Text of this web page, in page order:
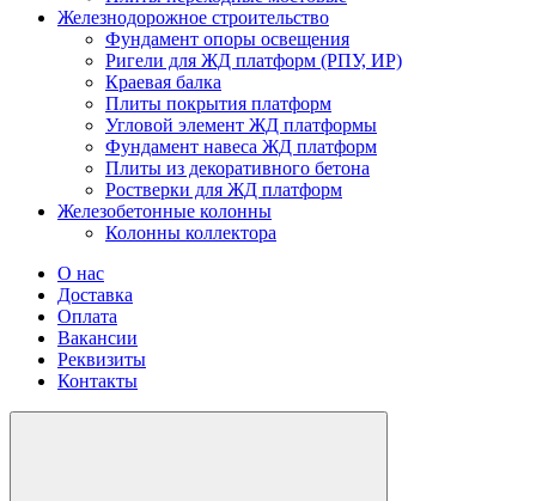
Железнодорожное строительство
Фундамент опоры освещения
Ригели для ЖД платформ (РПУ, ИР)
Краевая балка
Плиты покрытия платформ
Угловой элемент ЖД платформы
Фундамент навеса ЖД платформ
Плиты из декоративного бетона
Ростверки для ЖД платформ
Железобетонные колонны
Колонны коллектора
О нас
Доставка
Оплата
Вакансии
Реквизиты
Контакты